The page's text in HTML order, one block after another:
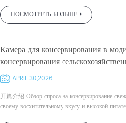
ПОСМОТРЕТЬ БОЛЬШЕ
Камера для консервирования в
консервирования
APRIL 30,2026.
开篇介绍 Обзор спроса на консервирование
своему восхитительному вкусу и высокой